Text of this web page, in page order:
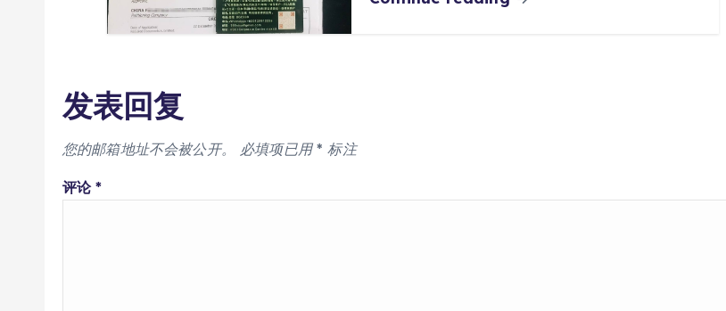
发表回复
您的邮箱地址不会被公开。 必填项已用* 标注
评论*